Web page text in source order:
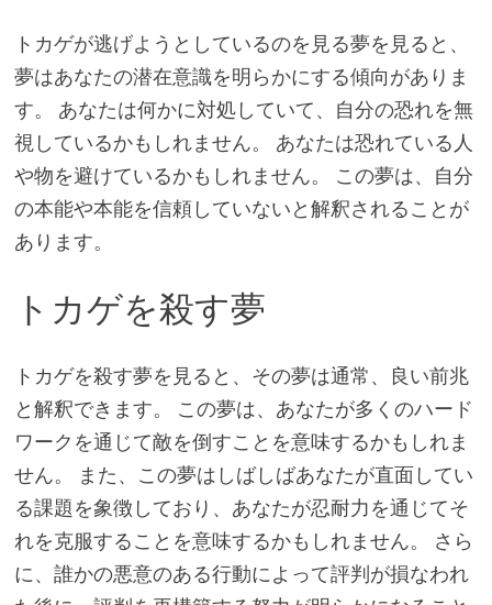
トカゲが逃げようとしているのを見る夢を見ると、
夢はあなたの潜在意識を明らかにする傾向がありま
す。 あなたは何かに対処していて、自分の恐れを無
視しているかもしれません。 あなたは恐れている人
や物を避けているかもしれません。 この夢は、自分
の本能や本能を信頼していないと解釈されることが
あります。
トカゲを殺す夢
トカゲを殺す夢を見ると、その夢は通常、良い前兆
と解釈できます。 この夢は、あなたが多くのハード
ワークを通じて敵を倒すことを意味するかもしれま
せん。 また、この夢はしばしばあなたが直面してい
る課題を象徴しており、あなたが忍耐力を通じてそ
れを克服することを意味するかもしれません。 さら
に、誰かの悪意のある行動によって評判が損なわれ